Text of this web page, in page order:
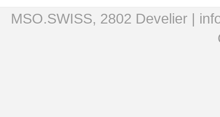
MSO.SWISS, 2802 Develier |